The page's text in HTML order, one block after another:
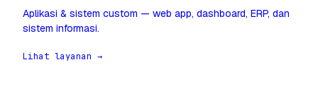
Aplikasi & sistem custom — web app, dashboard, ERP, dan
sistem informasi.
Lihat layanan →